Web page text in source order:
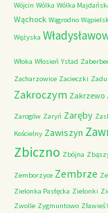
Wójcin Wólka Wólka
Wąchock Wągrodno
Wężyska
Włoka Włosień Ystad
Zacharzowice Zacieczki
Zakroczym Zakrzewo
Zarogów Zaryń Zaręby
Kościelny Zawiszyn
Zbiczno Zbójna
Zemborzyce Zembrze
Zielonka Pasłęcka Zielonki
Zwolle Zygmuntowo Zławieś